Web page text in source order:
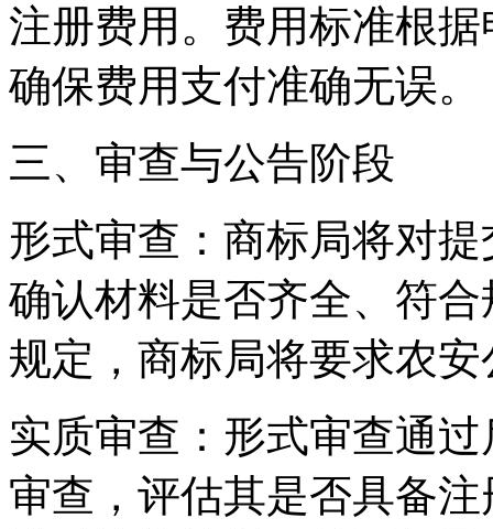
注册费用。费用标准根
确保费用支付准确无误。
三、审查与公告阶段
形式审查‌：商标局将对
确认材料是否齐全、符
规定，商标局将要求农
实质审查‌：形式审查通
审查，评估其是否具备